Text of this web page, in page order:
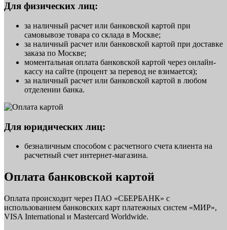
Для физических лиц:
за наличный расчет или банковской картой при
самовывозе товара со склада в Москве;
за наличный расчет или банковской картой при доставке
заказа по Москве;
моментальная оплата банковской картой через онлайн-
кассу на сайте (процент за перевод не взимается);
за наличный расчет или банковской картой в любом
отделении банка.
Для юридических лиц:
безналичным способом с расчетного счета клиента на
расчетный счет интернет-магазина.
Оплата банковской картой
Оплата происходит через ПАО «СБЕРБАНК» с
использованием банковских карт платежных систем «МИР»,
VISA International и Mastercard Worldwide.